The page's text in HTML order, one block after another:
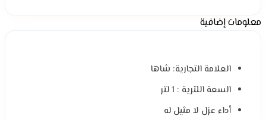
معلومات إضافية
العلامة التجارية: شاها
السعة اللترية : 1 لتر
أداء عزل لا مثيل له